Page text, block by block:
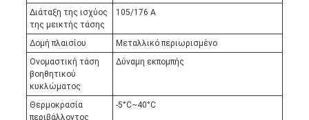
Διάταξη της ισχύος
της μεικτής τάσης
105/176 Α
Δομή πλαισίου
Μεταλλικό περιωρισμένο
Ονομαστική τάση
βοηθητικού
κυκλώματος
Δύναμη εκπομπής
Θερμοκρασία
περιβάλλοντος
-5°C~40°C